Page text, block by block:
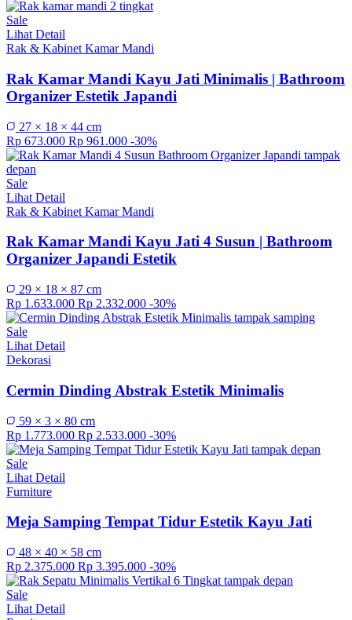
Sale
Lihat Detail
Rak & Kabinet Kamar Mandi
Rak Kamar Mandi Kayu Jati Minimalis | Bathroom
Organizer Estetik Japandi
27 × 18 × 44 cm
Rp 673.000 Rp 961.000 -30%
Sale
Lihat Detail
Rak & Kabinet Kamar Mandi
Rak Kamar Mandi Kayu Jati 4 Susun | Bathroom
Organizer Japandi Estetik
29 × 18 × 87 cm
Rp 1.633.000 Rp 2.332.000 -30%
Sale
Lihat Detail
Dekorasi
Cermin Dinding Abstrak Estetik Minimalis
59 × 3 × 80 cm
Rp 1.773.000 Rp 2.533.000 -30%
Sale
Lihat Detail
Furniture
Meja Samping Tempat Tidur Estetik Kayu Jati
48 × 40 × 58 cm
Rp 2.375.000 Rp 3.395.000 -30%
Sale
Lihat Detail